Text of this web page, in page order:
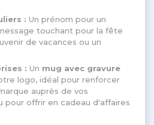
: Un prénom pour un
touchant pour la fête
de vacances ou un
: Un mug avec gravure
logo, idéal pour renforcer
auprès de vos
pour offrir en cadeau d'affaires